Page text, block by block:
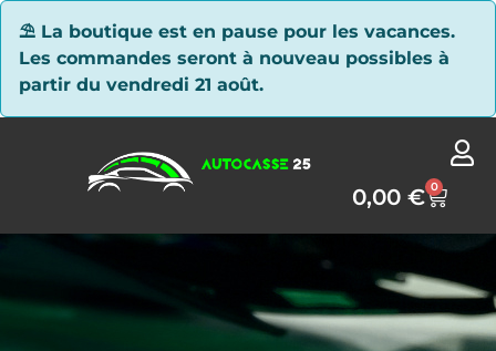
⛱ La boutique est en pause pour les vacances.
Les commandes seront à nouveau possibles à
partir du vendredi 21 août.
0,00€ 0
Panneau de gestion des cookies